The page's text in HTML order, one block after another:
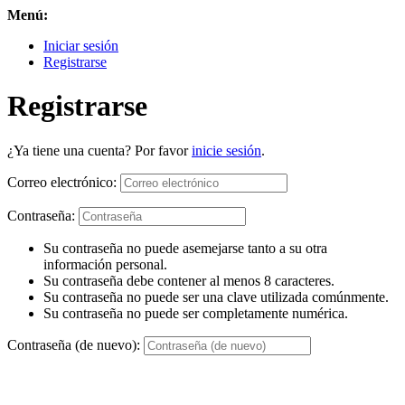
Menú:
Iniciar sesión
Registrarse
Registrarse
¿Ya tiene una cuenta? Por favorinicie sesión.
Correo electrónico:
Contraseña:
Su contraseña no puede asemejarse tanto a su otra
información personal.
Su contraseña debe contener al menos 8 caracteres.
Su contraseña no puede ser una clave utilizada comúnmente.
Su contraseña no puede ser completamente numérica.
Contraseña (de nuevo):